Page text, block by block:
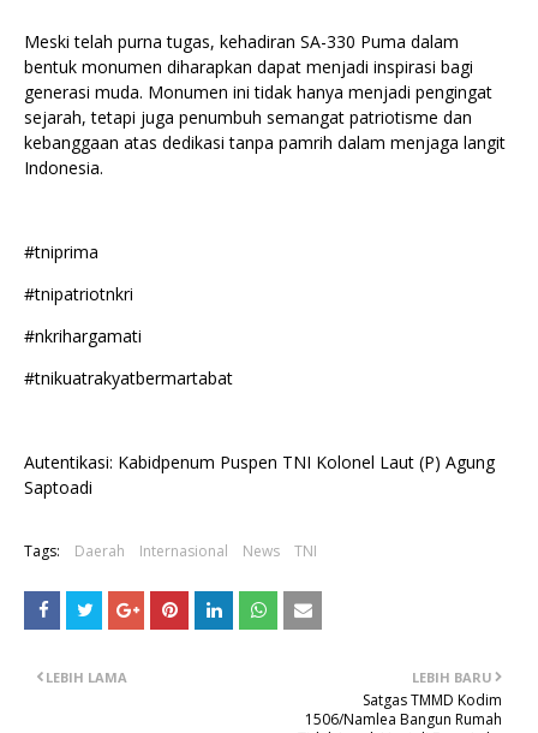
Meski telah purna tugas, kehadiran SA-330 Puma dalam
bentuk monumen diharapkan dapat menjadi inspirasi bagi
generasi muda. Monumen ini tidak hanya menjadi pengingat
sejarah, tetapi juga penumbuh semangat patriotisme dan
kebanggaan atas dedikasi tanpa pamrih dalam menjaga langit
Indonesia.
#tniprima
#tnipatriotnkri
#nkrihargamati
#tnikuatrakyatbermartabat
Autentikasi: Kabidpenum Puspen TNI Kolonel Laut (P) Agung
Saptoadi
Tags: Daerah Internasional News TNI
LEBIH BARU
Satgas TMMD Kodim
1506/Namlea Bangun Rumah
LEBIH LAMA